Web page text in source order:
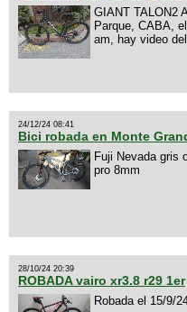
GIANT TALON2
Parque, CABA,
am, hay video
24/12/24 08:41
Bici robada en Monte
Fuji Nevada gris
pro 8mm
28/10/24 20:39
ROBADA vairo xr3.8 r29 1er
Robada el 15/9/